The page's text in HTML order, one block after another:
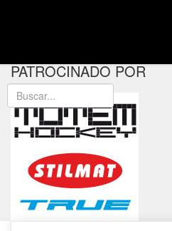
PATROCINADO POR